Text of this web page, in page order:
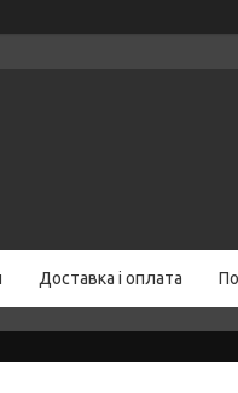
Доставка і оплата